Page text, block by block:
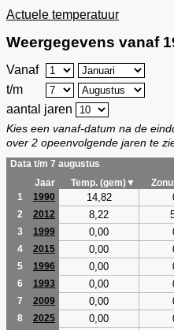
Actuele temperatuur
Weergegevens vanaf
Vanaf
t/m
aantal jaren
Kies een vanaf-datum na de
over 2 opeenvolgende jaren te
Data t/m 7 augustus
Jaar
Temp. (gem)▼
1
1990 14,82
2 2012 8,22
3 1999 0,00
4 2015 0,00
5 1996 0,00
6 1993 0,00
7 2009 0,00
8 2025 0,00